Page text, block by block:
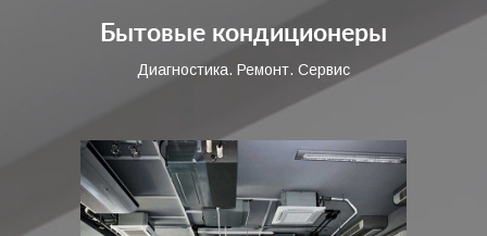
Бытовые кондиционеры
Диагностика. Ремонт. Сервис